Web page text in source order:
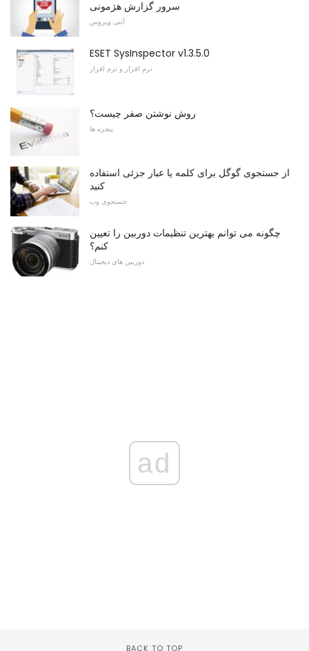
سرور گزارش هژمونی
آنتی ویروس
ESET SysInspector v1.3.5.0
نرم افزار و نرم افزار
روش نوشتن صفر چیست؟
پنجره ها
از جستجوی گوگل برای کلمه یا عبار جزئی استفاده
کنید
جستجوی وب
چگونه می توانم بهترین تنظیمات دوربین را تعیین
کنم؟
دوربین های دیجیتال
ad
BACK TO TOP